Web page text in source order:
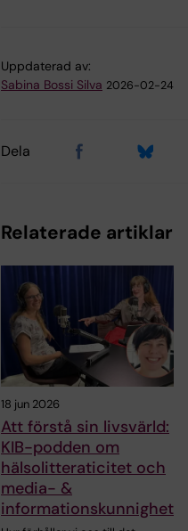
Uppdaterad av:
Sabina Bossi Silva 2026-02-24
Dela
Relaterade artiklar
18 jun 2026
Att förstå sin livsvärld:
KIB-podden om
hälsolitteraticitet och
media- &
informationskunnighet